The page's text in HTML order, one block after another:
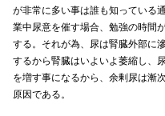
が非常に多い事は誰も知っている
業中尿意を催す場合、勉強の時間
する。それが為、尿は腎臓外部に
するから腎臓はいよいよ萎縮し、
を増す事になるから、余剰尿は漸
原因である。